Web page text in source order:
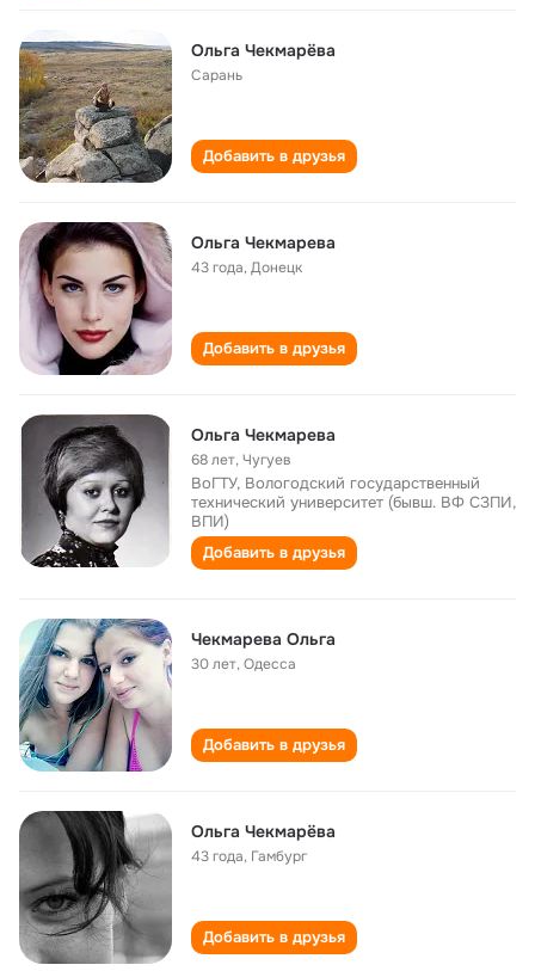
Ольга Чекмарёва
Сарань
Добавить в друзья
Ольга Чекмарева
43 года,Донецк
Добавить в друзья
Ольга Чекмарева
68 лет,Чугуев
ВоГТУ, Вологодский государственный
технический университет (бывш. ВФ СЗПИ,
ВПИ)
Добавить в друзья
Чекмарева Ольга
30 лет,Одесса
Добавить в друзья
Ольга Чекмарёва
43 года, Гамбург
Добавить в друзья